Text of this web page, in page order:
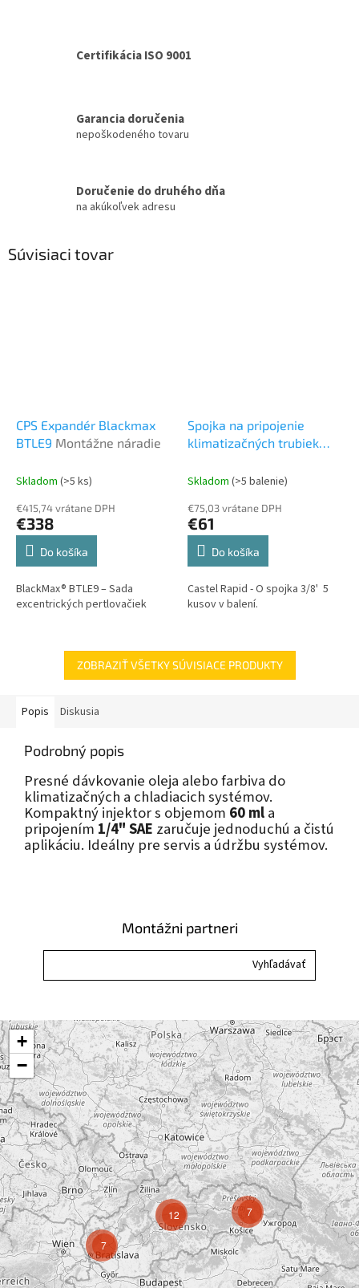
Certifikácia ISO 9001
Garancia doručenia
nepoškodeného tovaru
Doručenie do druhého dňa
na akúkoľvek adresu
Súvisiaci tovar
CPS Expandér Blackmax
BTLE9 Montážne náradie
Skladom (>5 ks)
€415,74 vrátane DPH
€338
Do košíka
BlackMax® BTLE9 – Sada
excentrických pertlovačiek
Spojka na pripojenie
klimatizačných trubiek
Skladom (>5 balenie)
€75,03 vrátane DPH
€61
Do košíka
Castel Rapid - O spojka 3/8' 5
kusov v balení.
ZOBRAZIŤ VŠETKY SÚVISIACE PRODUKTY
Popis Diskusia
Podrobný popis
Presné dávkovanie oleja alebo farbiva do
klimatizačných a chladiacich systémov.
Kompaktný injektor s objemom 60 mla
pripojením 1/4" SAE zaručuje jednoduchú a čistú
aplikáciu. Ideálny pre servis a údržbu systémov.
Montážni partneri
7
7
12
+
−